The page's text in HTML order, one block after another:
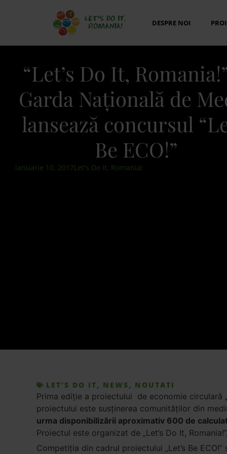
DESPRE NOI
“Let’s Do It,
Garda Națională de
lansează concursul
Be ECO!”
ianuarie 10, 2017Let's Do It, Romania!
LET'S DO IT, NEWS, NOUTATI
Prima ediție a proiectului de economie circulară
proiectului este susținerea comunităților din
urma disponibilizării aproximativ 600 de
Proiectul este organizat de „Let’s Do It,
Competiția din cadrul proiectului „Let’s Be